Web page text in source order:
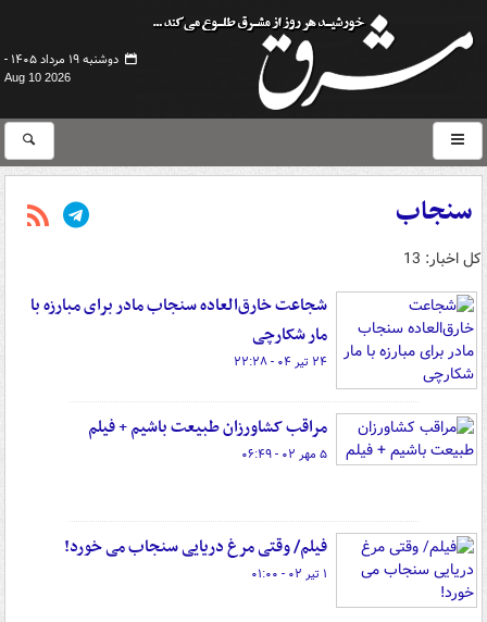
دوشنبه ۱۹ مرداد ۱۴۰۵ -
Aug 10 2026
سنجاب
کل اخبار: 13
شجاعت خارق‌العاده‌ سنجاب مادر برای مبارزه با
مار شکارچی
۲۴ تیر ۰۴ - ۲۲:۲۸
مراقب کشاورزان طبیعت باشیم + فیلم
۵ مهر ۰۲ - ۰۶:۴۹
فیلم/ وقتی مرغ دریایی سنجاب می خورد!
۱ تیر ۰۲ - ۰۱:۰۰